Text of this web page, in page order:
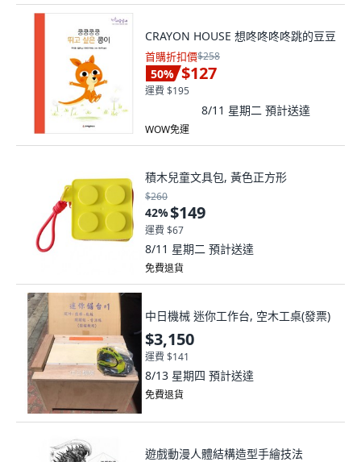
CRAYON HOUSE 想咚咚咚咚跳的豆豆
首購折扣價$258
50% $127
運費 $195
8/11 星期二 預計送達
WOW免運
積木兒童文具包, 黃色正方形
$260
42%$149
運費 $67
8/11 星期二 預計送達
免費退貨
中日機械 迷你工作台, 空木工桌(發票)
$3,150
運費 $141
8/13 星期四 預計送達
免費退貨
遊戲動漫人體結構造型手繪技法